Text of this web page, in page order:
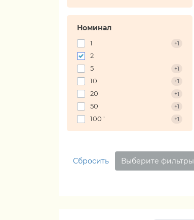
Номинал
1 +1
2
5
+1
10 +1
20 +1
50 +1
100 ' +1
Сбросить Выберите фильтры